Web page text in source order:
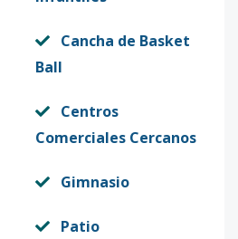
Cancha de Basket
Ball
Centros
Comerciales Cercanos
Gimnasio
Patio